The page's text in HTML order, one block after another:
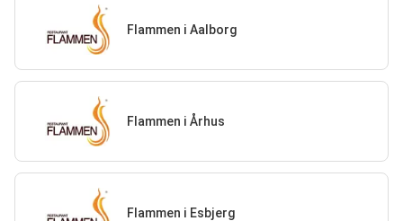
Flammen i Aalborg
Flammen i Århus
Flammen i Esbjerg